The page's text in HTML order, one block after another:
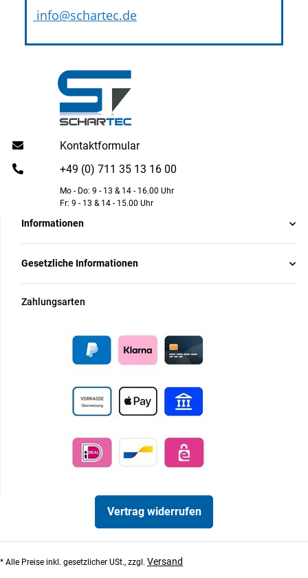
info@schartec.de
Kontaktformular
+49 (0) 711 35 13 16 00
Mo - Do: 9 - 13 & 14 - 16.00 Uhr
Fr: 9 - 13 & 14 - 15.00 Uhr
Informationen
Gesetzliche Informationen
Zahlungsarten
Vertrag widerrufen
* Alle Preise inkl. gesetzlicher USt., zzgl. Versand